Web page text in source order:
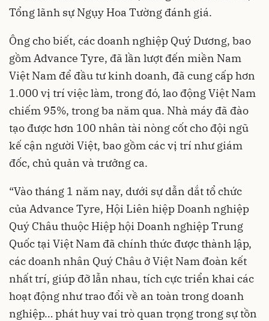
Tổng lãnh sự Ngụy Hoa Tường đánh giá.
Ông cho biết, các doanh nghiệp Quý Dương, bao
gồm Advance Tyre, đã lần lượt đến miền Nam
Việt Nam để đầu tư kinh doanh, đã cung cấp hơn
1.000 vị trí việc làm, trong đó, lao động Việt Nam
chiếm 95%, trong ba năm qua. Nhà máy đã đào
tạo được hơn 100 nhân tài nòng cốt cho đội ngũ
kế cận người Việt, bao gồm các vị trí như giám
đốc, chủ quản và trưởng ca.
“Vào tháng 1 năm nay, dưới sự dẫn dắt tổ chức
của Advance Tyre, Hội Liên hiệp Doanh nghiệp
Quý Châu thuộc Hiệp hội Doanh nghiệp Trung
Quốc tại Việt Nam đã chính thức được thành lập,
các doanh nhân Quý Châu ở Việt Nam đoàn kết
nhất trí, giúp đỡ lẫn nhau, tích cực triển khai các
hoạt động như trao đổi về an toàn trong doanh
nghiệp… phát huy vai trò quan trọng trong sự tồn